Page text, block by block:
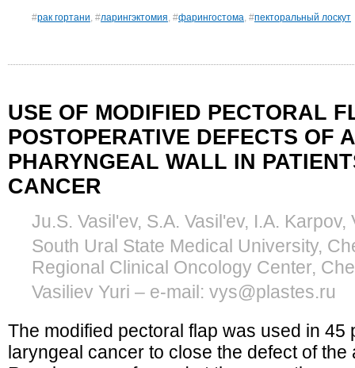
#рак гортани, #ларингэктомия, #фарингостома, #пекторальный лоскут
USE OF MODIFIED PECTORAL
POSTOPERATIVE DEFECTS OF
PHARYNGEAL WALL IN
CANCER
Ju.S. Vasil'ev, S.A. Vasil'ev, I.A. Karpov,
South Ural State Medical University,
Regional Clinical Oncology Center,
Vasiliev Yuri – e-mail: vys@plastes.ru
The modified pectoral flap was used in 45
laryngeal cancer to close the defect of